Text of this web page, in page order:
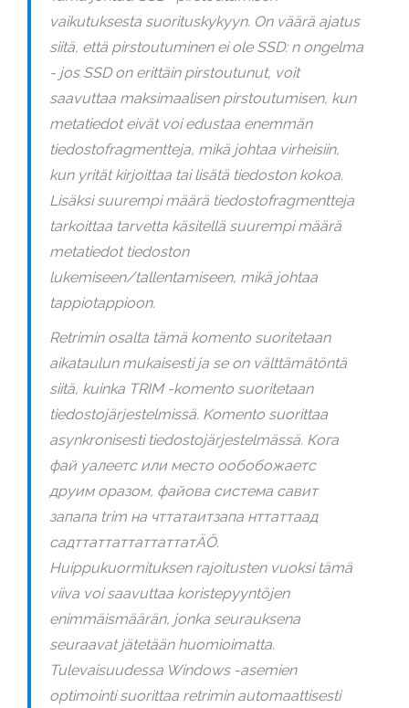
vaikutuksesta suorituskykyyn. On väärä ajatus
siitä, että pirstoutuminen ei ole SSD: n ongelma
- jos SSD on erittäin pirstoutunut, voit
saavuttaa maksimaalisen pirstoutumisen, kun
metatiedot eivät voi edustaa enemmän
tiedostofragmentteja, mikä johtaa virheisiin,
kun yrität kirjoittaa tai lisätä tiedoston kokoa.
Lisäksi suurempi määrä tiedostofragmentteja
tarkoittaa tarvetta käsitellä suurempi määrä
metatiedot tiedoston
lukemiseen/tallentamiseen, mikä johtaa
tappiotappioon.
Retrimin osalta tämä komento suoritetaan
aikataulun mukaisesti ja se on välttämätöntä
siitä, kuinka TRIM -komento suoritetaan
tiedostojärjestelmissä. Komento suorittaa
asynkronisesti tiedostojärjestelmässä. Кога
фай уалеетс или место ообобожаетс
друим оразом, файова система савит
запапа trim на чттатаитзапа нттаттаад
садттаттаттаттаттатÄÖ.
Huippukuormituksen rajoitusten vuoksi tämä
viiva voi saavuttaa koristepyyntöjen
enimmäismäärän, jonka seurauksena
seuraavat jätetään huomioimatta.
Tulevaisuudessa Windows -asemien
optimointi suorittaa retrimin automaattisesti